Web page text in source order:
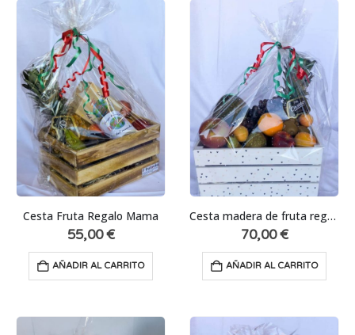
Cesta Fruta Regalo Mama
55,00€
AÑADIR AL CARRITO
Cesta madera de fruta regalo Caja Grande
70,00€
AÑADIR AL CARRITO